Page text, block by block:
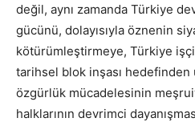
değil, aynı zamanda Türkiye
gücünü, dolayısıyla öznenin
kötürümleştirmeye, Türkiye işçi
tarihsel blok inşası hedefinden
özgürlük mücadelesinin
halklarının devrimci